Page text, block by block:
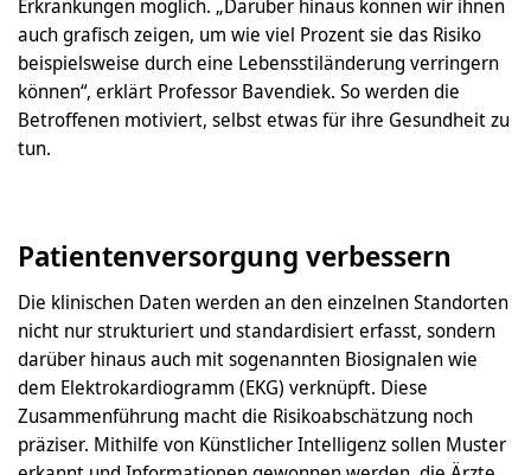
Erkrankungen möglich. „Darüber hinaus können wir ihnen
auch grafisch zeigen, um wie viel Prozent sie das Risiko
beispielsweise durch eine Lebensstiländerung verringern
können“, erklärt Professor Bavendiek. So werden die
Betroffenen motiviert, selbst etwas für ihre Gesundheit zu
tun.
Patientenversorgung verbessern
Die klinischen Daten werden an den einzelnen Standorten
nicht nur strukturiert und standardisiert erfasst, sondern
darüber hinaus auch mit sogenannten Biosignalen wie
dem Elektrokardiogramm (EKG) verknüpft. Diese
Zusammenführung macht die Risikoabschätzung noch
präziser. Mithilfe von Künstlicher Intelligenz sollen Muster